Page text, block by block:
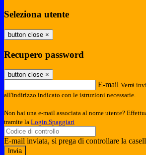
Seleziona utente
button close ×
Recupero password
button close ×
E-mail Verrà
all'indirizzo indicato con le istruzioni necessarie.
Non hai una e-mail associata al nome utente?
tramite la Login Spaggiari
E-mail inviata, si prega di controllare la